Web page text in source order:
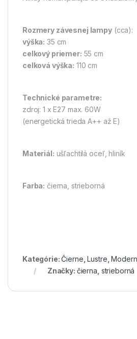
Rozmery závesnej lampy(cca):
výška: 35 cm
celkový priemer: 55 cm
celková výška: 110 cm
Technické parametre:
zdroj: 1 x E27 max. 60W
(energetická trieda A++ až E)
Materiál: ušľachtilá oceľ, hliník
Farba: čierna, strieborná
Kategórie:Čierne ,Lustre ,
Značky: čierna strieborná